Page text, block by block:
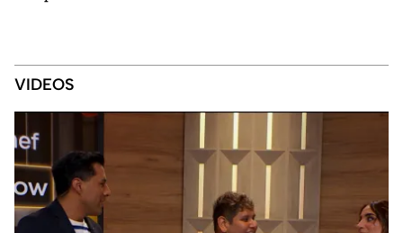
VIDEOS